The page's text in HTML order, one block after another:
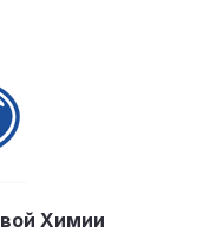
Химии